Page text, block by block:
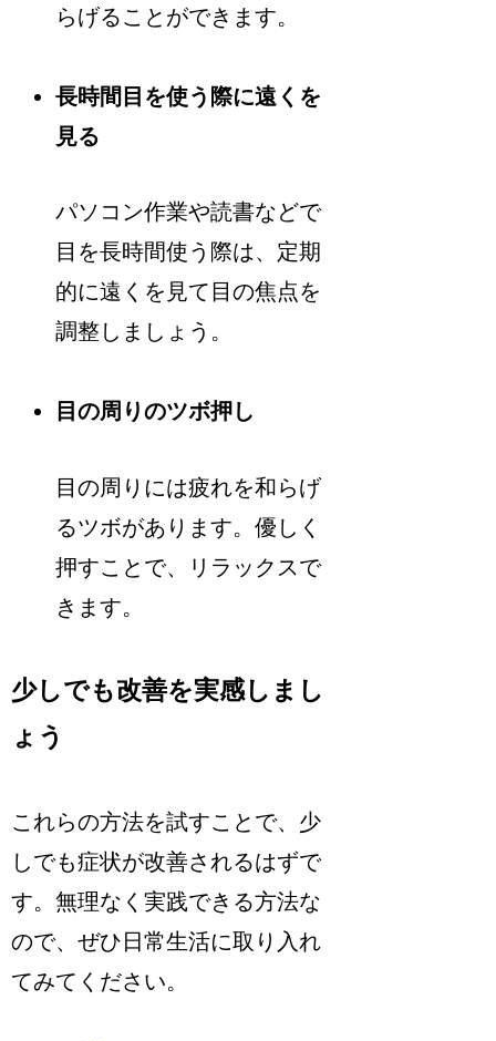
らげることができます。
長時間目を使う際に遠くを
見る
パソコン作業や読書などで
目を長時間使う際は、定期
的に遠くを見て目の焦点を
調整しましょう。
目の周りのツボ押し
目の周りには疲れを和らげ
るツボがあります。優しく
押すことで、リラックスで
きます。
少しでも改善を実感しまし
ょう
これらの方法を試すことで、少
しでも症状が改善されるはずで
す。無理なく実践できる方法な
ので、ぜひ日常生活に取り入れ
てみてください。